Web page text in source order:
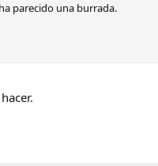
parecido una burrada.